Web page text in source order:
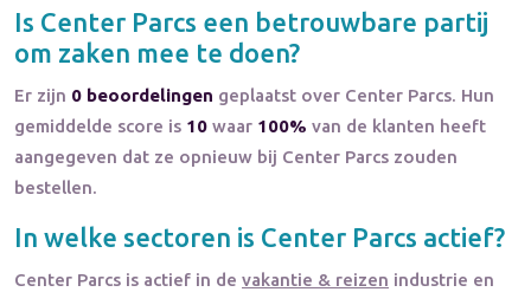
Is Center Parcs een betrouwbare partij
om zaken mee te doen?
Er zijn 0 beoordelingen geplaatst over Center Parcs. Hun
gemiddelde score is 10 waar 100% van de klanten heeft
aangegeven dat ze opnieuw bij Center Parcs zouden
bestellen.
In welke sectoren is Center Parcs actief?
Center Parcs is actief in de vakantie & reizen industrie en